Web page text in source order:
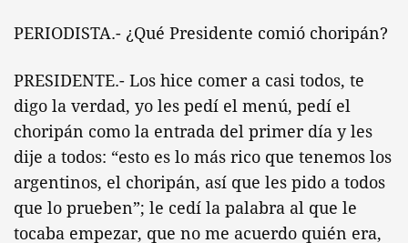
PERIODISTA.- ¿Qué Presidente comió choripán?
PRESIDENTE.- Los hice comer a casi todos, te
digo la verdad, yo les pedí el menú, pedí el
choripán como la entrada del primer día y les
dije a todos: “esto es lo más rico que tenemos los
argentinos, el choripán, así que les pido a todos
que lo prueben”; le cedí la palabra al que le
tocaba empezar, que no me acuerdo quién era,